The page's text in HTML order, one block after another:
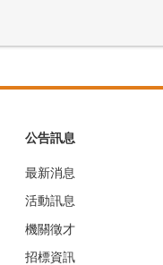
公告訊息
最新消息
活動訊息
機關徵才
招標資訊